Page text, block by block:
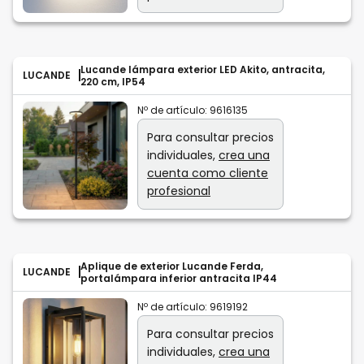
LUCANDE
Lucande lámpara exterior LED Akito, antracita,
220 cm, IP54
Nº de artículo: 9616135
Para consultar precios
individuales, crea una
cuenta como cliente
profesional
LUCANDE
Aplique de exterior Lucande Ferda,
portalámpara inferior antracita IP44
Nº de artículo: 9619192
Para consultar precios
individuales, crea una